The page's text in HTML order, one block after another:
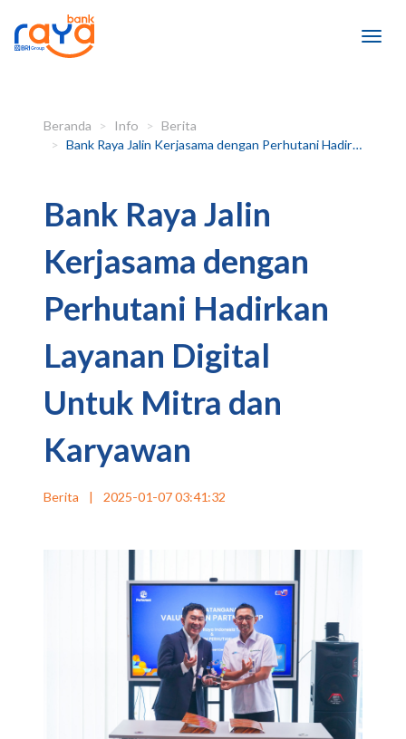
Beranda Info
Berita
Bank Raya Jalin Kerjasama dengan Perhutani Hadirkan Layanan Digital Untuk Mitra dan Karyawan
Bank Raya Jalin
Kerjasama dengan
Perhutani Hadirkan
Layanan Digital
Untuk Mitra dan
Karyawan
Berita | 2025-01-07 03:41:32